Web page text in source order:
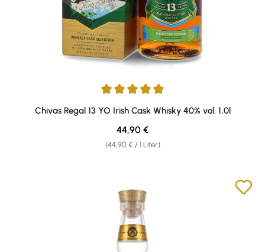
Durchschnittliche Bewertung von 5 von 5 Sternen
Chivas Regal 13 YO Irish Cask Whisky 40% vol. 1,0l
(44,90 € / 1 Liter)
Regulärer Preis:
44,90 €